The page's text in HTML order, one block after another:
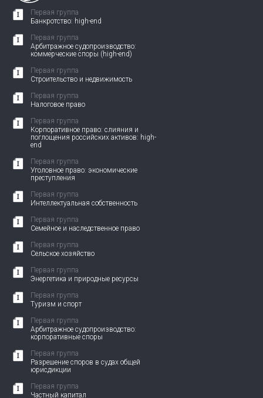
Первая группа
Банкротство: high-end
Первая группа
Арбитражное судопроизводство:
коммерческие споры (high-end)
Первая группа
Строительство и недвижимость
Первая группа
Налоговое право
Первая группа
Корпоративное право: слияния и
поглощения российских активов: high-
end
Первая группа
Уголовное право: экономические
преступления
Первая группа
Интеллектуальная собственность
Первая группа
Семейное и наследственное право
Первая группа
Сельское хозяйство
Первая группа
Энергетика и природные ресурсы
Первая группа
Туризм и спорт
Первая группа
Арбитражное судопроизводство:
корпоративные споры
Первая группа
Разрешение споров в судах общей
юрисдикции
Первая группа
Частный капитал